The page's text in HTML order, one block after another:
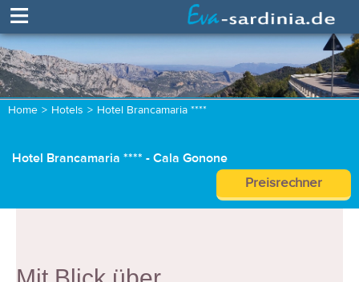
≡
Home > Hotels > Hotel Brancamaria ****
Hotel Brancamaria **** - Cala Gonone
Preisrechner